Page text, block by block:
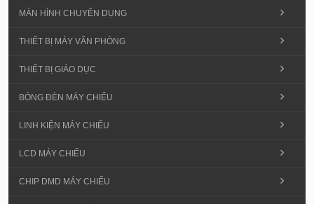
MÀN HÌNH CHUYÊN DỤNG
THIẾT BỊ MÁY VĂN PHÒNG
THIẾT BỊ GIÁO DỤC
BÓNG ĐÈN MÁY CHIẾU
LINH KIỆN MÁY CHIẾU
LCD MÁY CHIẾU
CHIP DMD MÁY CHIẾU